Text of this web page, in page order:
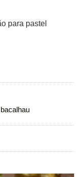
para pastel